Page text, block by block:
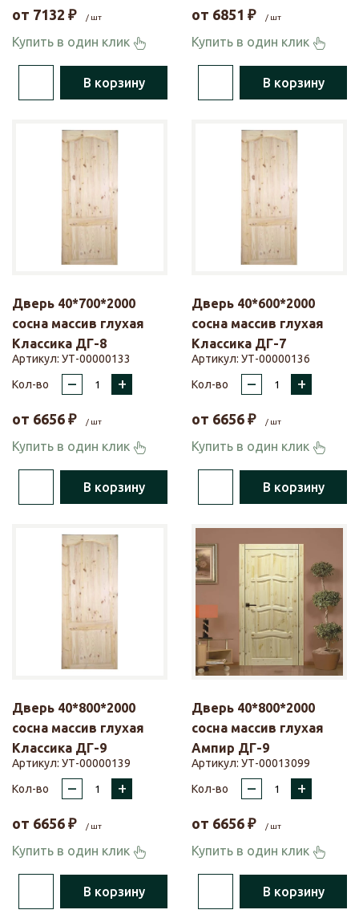
от 7132 ₽ / шт
Купить в один клик
В корзину
от 6851 ₽ / шт
Купить в один клик
В корзину
Дверь 40*700*2000
сосна массив глухая
Классика ДГ-8
Артикул: УТ-00000133
Кол-во
– +
от 6656 ₽ / шт
Купить в один клик
В корзину
Дверь 40*600*2000
сосна массив глухая
Классика ДГ-7
Артикул: УТ-00000136
Кол-во
– +
от 6656 ₽ / шт
Купить в один клик
В корзину
Дверь 40*800*2000
сосна массив глухая
Классика ДГ-9
Артикул: УТ-00000139
Кол-во
– +
от 6656 ₽ / шт
Купить в один клик
В корзину
Дверь 40*800*2000
сосна массив глухая
Ампир ДГ-9
Артикул: УТ-00013099
Кол-во
– +
от 6656 ₽ / шт
Купить в один клик
В корзину